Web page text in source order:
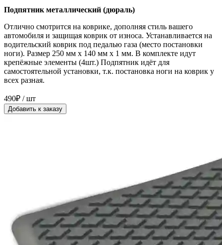
Подпятник металлический (дюраль)
Отлично смотрится на коврике, дополняя стиль вашего
автомобиля и защищая коврик от износа. Устанавливается на
водительский коврик под педалью газа (место постановки
ноги). Размер 250 мм x 140 мм x 1 мм. В комплекте идут
крепёжные элементы (4шт.) Подпятник идёт для
самостоятельной установки, т.к. постановка ноги на коврик у
всех разная.
490₽ / шт
Добавить к заказу